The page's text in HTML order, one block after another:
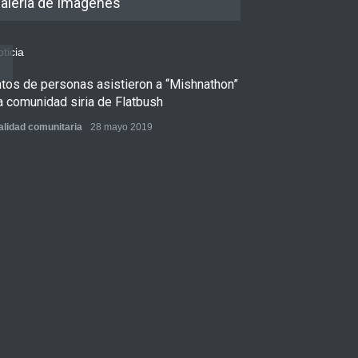
de personas asistieron a “Mishnathon”
comunidad siria de Flatbush
comunitaria 28 mayo 2019